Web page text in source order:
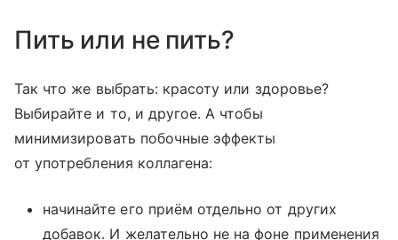
Пить или не пить?
Так что же выбрать: красоту или здоровье?
Выбирайте и то, и другое. А чтобы
минимизировать побочные эффекты
от употребления коллагена:
начинайте его приём отдельно от других
добавок. И желательно не на фоне применения